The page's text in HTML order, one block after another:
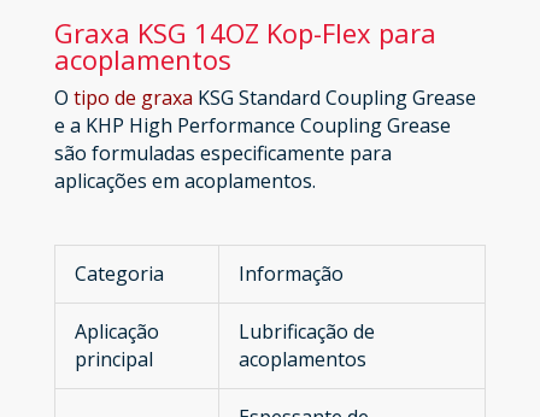
Graxa KSG 14OZ Kop-Flex para
acoplamentos
O tipo de graxa KSG Standard Coupling Grease
e a KHP High Performance Coupling Grease
são formuladas especificamente para
aplicações em acoplamentos.
Categoria Informação
Aplicação
principal
Lubrificação de
acoplamentos